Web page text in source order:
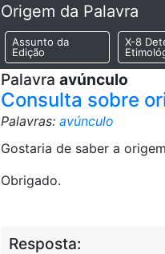
Origem da Palavra
Assunto da
Edição
X-8
Palavra avúnculo
Consulta sobre
Palavras: avúnculo
Gostaria de saber a
Obrigado.
Resposta: